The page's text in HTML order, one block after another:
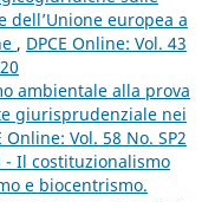
europea a
, DPCE Online: Vol. 43
ambientale alla prova
giurisprudenziale nei
Online: Vol. 58 No. SP2
- Il costituzionalismo
e biocentrismo.